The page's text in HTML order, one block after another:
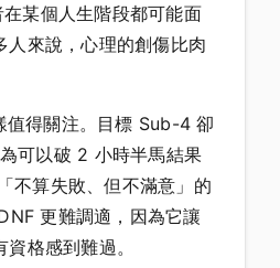
某個人生階段都可能面
人來說，心理的創傷比肉
值得關注。目標 Sub-4 卻
可以破 2 小時半馬結果
算失敗、但不滿意」的
更難調適，因為它讓
格感到難過。